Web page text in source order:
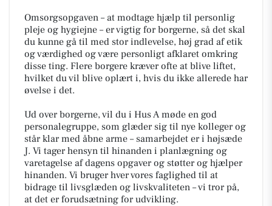
Omsorgsopgaven – at modtage hjælp til personlig
pleje og hygiejne – er vigtig for borgerne, så det skal
du kunne gå til med stor indlevelse, høj grad af etik
og værdighed og være personligt afklaret omkring
disse ting. Flere borgere kræver ofte at blive liftet,
hvilket du vil blive oplært i, hvis du ikke allerede har
øvelse i det.
Ud over borgerne, vil du i Hus A møde en god
personalegruppe, som glæder sig til nye kolleger og
står klar med åbne arme – samarbejdet er i højsæde
J. Vi tager hensyn til hinanden i planlægning og
varetagelse af dagens opgaver og støtter og hjælper
hinanden. Vi bruger hver vores faglighed til at
bidrage til livsglæden og livskvaliteten – vi tror på,
at det er forudsætning for udvikling.